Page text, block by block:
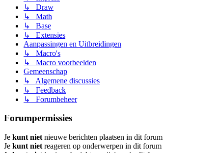
↳ Draw
↳ Math
↳ Base
↳ Extensies
Aanpassingen en Uitbreidingen
↳ Macro's
↳ Macro voorbeelden
Gemeenschap
↳ Algemene discussies
↳ Feedback
↳ Forumbeheer
Forumpermissies
Je kunt niet nieuwe berichten plaatsen in dit forum
Je kunt niet reageren op onderwerpen in dit forum